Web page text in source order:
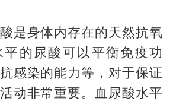
是身体内存在的天然抗氧
的尿酸可以平衡免疫功
感染的能力等，对于保证
动非常重要。血尿酸水平